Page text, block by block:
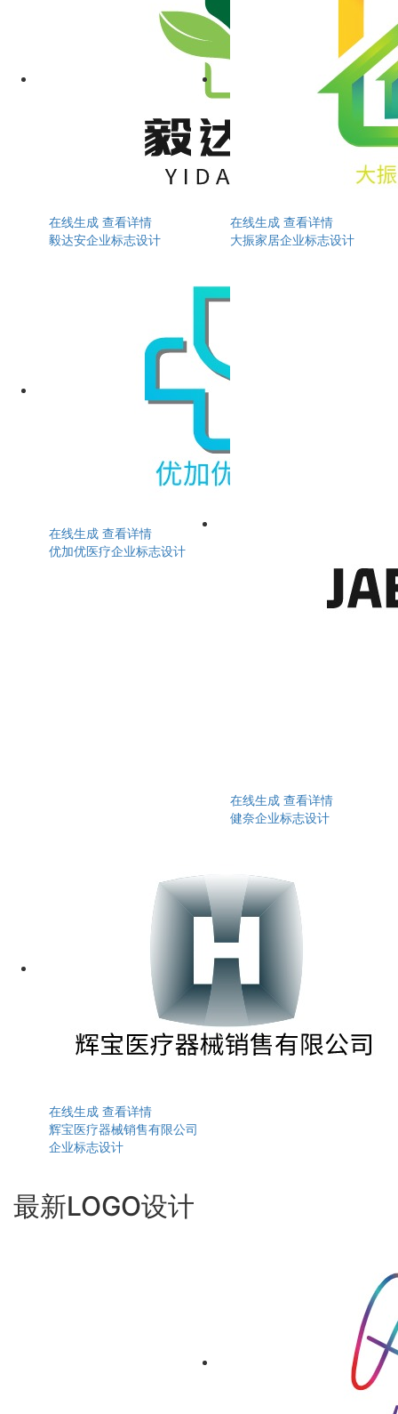
在线生成 查看详情
毅达安企业标志设计
在线生成 查看详情
大振家居企业标志设计
在线生成 查看详情
优加优医疗企业标志设计
在线生成 查看详情
健奈企业标志设计
在线生成 查看详情
辉宝医疗器械销售有限公司
企业标志设计
最新LOGO设计